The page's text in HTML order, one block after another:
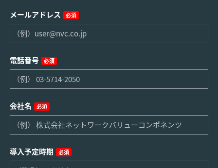
メールアドレス 必須
電話番号 必須
会社名 必須
導入予定時期 必須